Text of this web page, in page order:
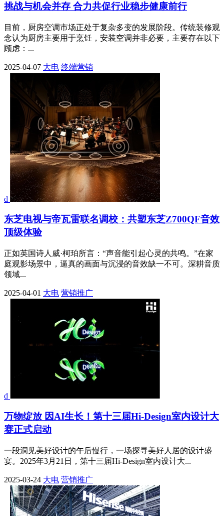
挑战与机会并存 合力共促行业稳步健康前行
目前，厨房空调市场正处于复杂多变的发展阶段。传统装修观
念认为厨房主要用于烹饪，安装空调并非必要，主要存在以下
顾虑：...
2025-04-07 大电 终端营销
d
东芝电视与帝瓦雷联名调校：共塑东芝Z700QF音效
顶级体验
正如英国诗人威·柯珀所言：“声音能引起心灵的共鸣。”在家
庭观影场景中，逼真的画面与沉浸的音效缺一不可。深耕音质
领域...
2025-04-01 大电 营销推广
d
万物绽放 因AI生长！第十三届Hi-Design室内设计大
赛正式启动
一段洞见美好设计的午后慢行，一场探寻美好人居的设计盛
宴。2025年3月21日，第十三届Hi-Design室内设计大...
2025-03-24 大电 营销推广